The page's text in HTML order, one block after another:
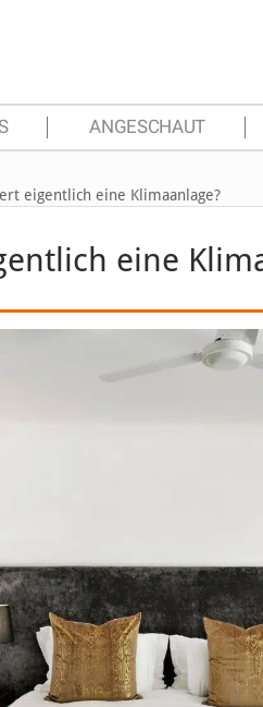
ANGESCHAUT
eigentlich eine Klimaanlage?
eine